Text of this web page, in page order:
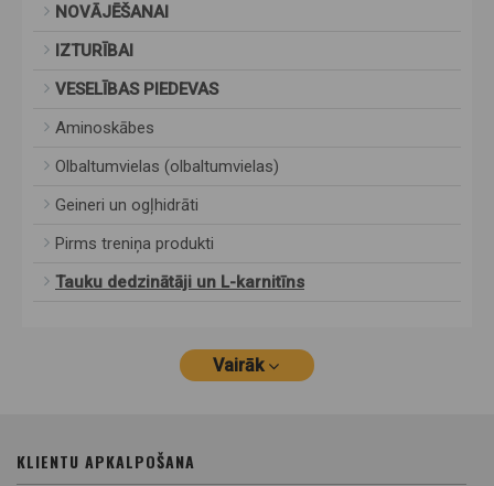
NOVĀJĒŠANAI
IZTURĪBAI
VESELĪBAS PIEDEVAS
Aminoskābes
Olbaltumvielas (olbaltumvielas)
Geineri un ogļhidrāti
Pirms treniņa produkti
Tauku dedzinātāji un L-karnitīns
Vairāk
KLIENTU APKALPOŠANA